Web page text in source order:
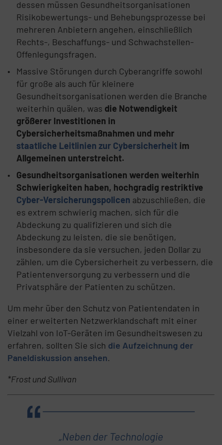
dessen müssen Gesundheitsorganisationen
Risikobewertungs- und Behebungsprozesse bei
mehreren Anbietern angehen, einschließlich
Rechts-, Beschaffungs- und Schwachstellen-
Offenlegungsfragen.
Massive Störungen durch Cyberangriffe sowohl
für große als auch für kleinere
Gesundheitsorganisationen werden die Branche
weiterhin quälen, was die Notwendigkeit
größerer Investitionen in
Cybersicherheitsmaßnahmen und mehr
staatliche Leitlinien zur Cybersicherheit im
Allgemeinen unterstreicht.
Gesundheitsorganisationen werden weiterhin
Schwierigkeiten haben, hochgradig restriktive
Cyber-Versicherungspolicen abzuschließen, die
es extrem schwierig machen, sich für die
Abdeckung zu qualifizieren und sich die
Abdeckung zu leisten, die sie benötigen,
insbesondere da sie versuchen, jeden Dollar zu
zählen, um die Cybersicherheit zu verbessern, die
Patientenversorgung zu verbessern und die
Privatsphäre der Patienten zu schützen.
Um mehr über den Schutz von Patientendaten in
einer erweiterten Netzwerklandschaft mit einer
Vielzahl von IoT-Geräten im Gesundheitswesen zu
erfahren, sollten Sie sich die Aufzeichnung der
Paneldiskussion ansehen.
*Frost und Sullivan
„Neben der Technologie